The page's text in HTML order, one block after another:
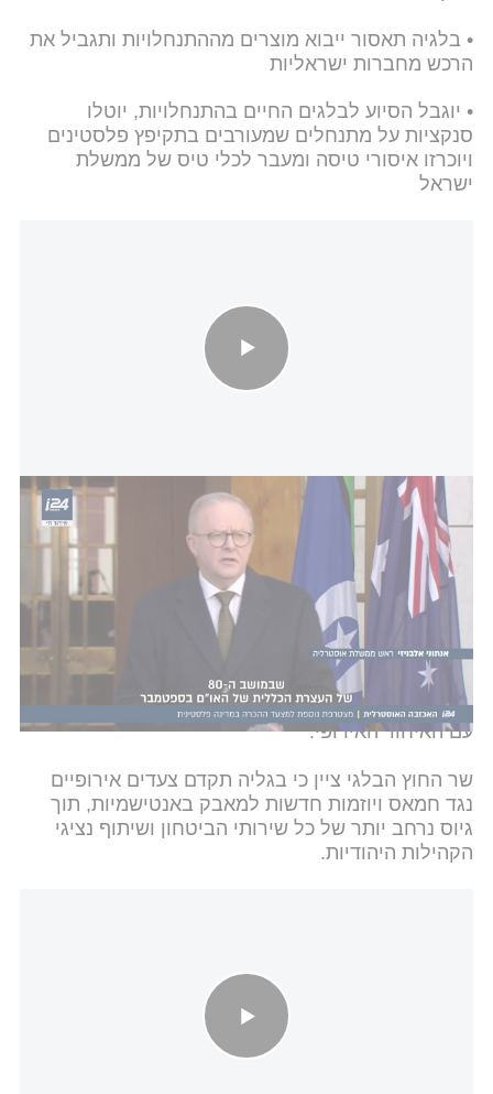
• בלגיה תאסור ייבוא מוצרים מההתנחלויות ותגביל את
הרכש מחברות ישראליות
• יוגבל הסיוע לבלגים החיים בהתנחלויות, יוטלו
סנקציות על מתנחלים שמעורבים בתקיפץ פלסטינים
ויוכרזו איסורי טיסה ומעבר לכלי טיס של ממשלת
ישראל
אכזבה אוסטרלית: עוד מדינה מערבית מצטרפת למצעד ההכרה
במדינה פלסטינית - אחרי ההפגנה בה קראו לאינתיפאדה
השר הבלגי הוסיף כי מדינתו תפעל לקידום השעיית
שיתופי פעולה של האיחוד האירופי עם ישראל. הוא ציין
כי אחד המהלכים שבלגיה תנסה לקדם הוא השעיית
הסכם האסוציאציה שמסדיר את היחסים בין האיחוד
האירופי לבין ישראל, כולל בתחום המסחר וכן את
השעיית השתתפות ישראל בתוכניות מחקר משותפות
עם האיחוד האירופי.
שר החוץ הבלגי ציין כי בגליה תקדם צעדים אירופיים
נגד חמאס ויוזמות חדשות למאבק באנטישמיות, תוך
גיוס נרחב יותר של כל שירותי הביטחון ושיתוף נציגי
הקהילות היהודיות.